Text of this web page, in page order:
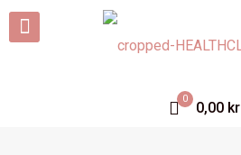
0
0,00 kr